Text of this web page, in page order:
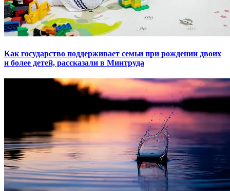
Как государство поддерживает семьи при рождении двоих
и более детей, рассказали в Минтруда